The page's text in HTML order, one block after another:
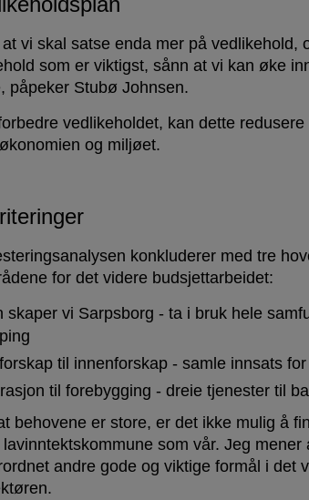
vi skal satse enda mer på vedlikehold,
som er viktigst, sånn at vi kan øke
påpeker Stubø Johnsen.
vedlikeholdet, kan dette
og miljøet.
konkluderer med tre
for det videre budsjettarbeidet:
skaper vi Sarpsborg - ta i bruk hele
til innenforskap - samle innsats
til forebygging - dreie tjenester til
behovene er store, er det ikke mulig å
som vår. Jeg
andre gode og viktige formål i det